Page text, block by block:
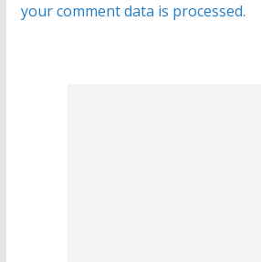
your comment data is processed.